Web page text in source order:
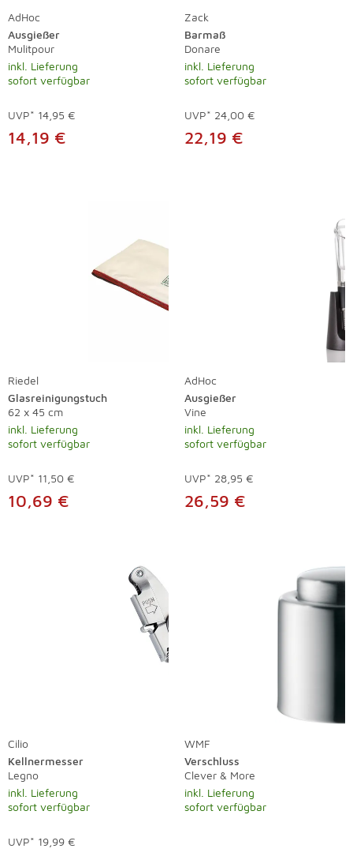
AdHoc
Ausgießer
Mulitpour
inkl. Lieferung
sofort verfügbar
UVP* 14,95 €
14,19 €
Zack
Barmaß
Donare
inkl. Lieferung
sofort verfügbar
UVP* 24,00 €
22,19 €
Riedel
Glasreinigungstuch
62 x 45 cm
inkl. Lieferung
sofort verfügbar
UVP* 11,50 €
10,69 €
AdHoc
Ausgießer
Vine
inkl. Lieferung
sofort verfügbar
UVP* 28,95 €
26,59 €
Cilio
Kellnermesser
Legno
inkl. Lieferung
sofort verfügbar
UVP* 19,99 €
WMF
Verschluss
Clever & More
inkl. Lieferung
sofort verfügbar